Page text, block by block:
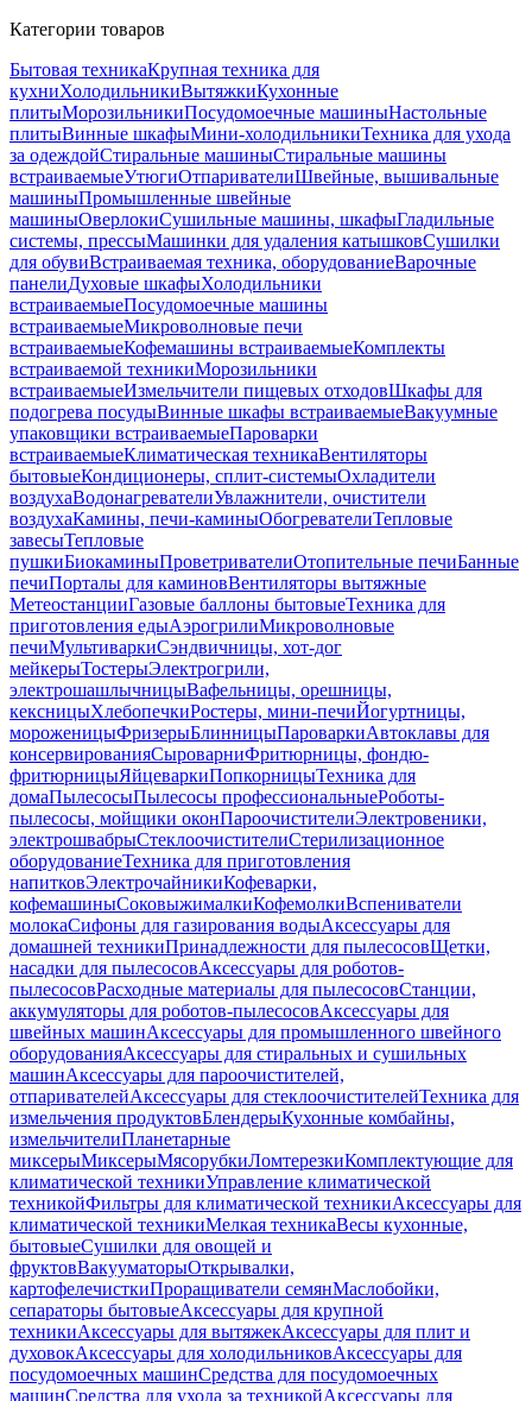
Категории товаров
Бытовая техникаКрупная техника для
кухниХолодильникиВытяжкиКухонные
плитыМорозильникиПосудомоечные машиныНастольные
плитыВинные шкафыМини-холодильникиТехника для ухода
за одеждойСтиральные машиныСтиральные машины
встраиваемыеУтюгиОтпаривателиШвейные, вышивальные
машиныПромышленные швейные
машиныОверлокиСушильные машины, шкафыГладильные
системы, прессыМашинки для удаления катышковСушилки
для обувиВстраиваемая техника, оборудованиеВарочные
панелиДуховые шкафыХолодильники
встраиваемыеПосудомоечные машины
встраиваемыеМикроволновые печи
встраиваемыеКофемашины встраиваемыеКомплекты
встраиваемой техникиМорозильники
встраиваемыеИзмельчители пищевых отходовШкафы для
подогрева посудыВинные шкафы встраиваемыеВакуумные
упаковщики встраиваемыеПароварки
встраиваемыеКлиматическая техникаВентиляторы
бытовыеКондиционеры, сплит-системыОхладители
воздухаВодонагревателиУвлажнители, очистители
воздухаКамины, печи-каминыОбогревателиТепловые
завесыТепловые
пушкиБиокаминыПроветривателиОтопительные печиБанные
печиПорталы для каминовВентиляторы вытяжные
МетеостанцииГазовые баллоны бытовыеТехника для
приготовления едыАэрогрилиМикроволновые
печиМультиваркиСэндвичницы, хот-дог
мейкерыТостерыЭлектрогрили,
электрошашлычницыВафельницы, орешницы,
кексницыХлебопечкиРостеры, мини-печиЙогуртницы,
мороженицыФризерыБлинницыПароваркиАвтоклавы для
консервированияСыроварниФритюрницы, фондю-
фритюрницыЯйцеваркиПопкорницыТехника для
домаПылесосыПылесосы профессиональныеРоботы-
пылесосы, мойщики оконПароочистителиЭлектровеники,
электрошвабрыСтеклоочистителиСтерилизационное
оборудованиеТехника для приготовления
напитковЭлектрочайникиКофеварки,
кофемашиныСоковыжималкиКофемолкиВспениватели
молокаСифоны для газирования водыАксессуары для
домашней техникиПринадлежности для пылесосовЩетки,
насадки для пылесосовАксессуары для роботов-
пылесосовРасходные материалы для пылесосовСтанции,
аккумуляторы для роботов-пылесосовАксессуары для
швейных машинАксессуары для промышленного швейного
оборудованияАксессуары для стиральных и сушильных
машинАксессуары для пароочистителей,
отпаривателейАксессуары для стеклоочистителейТехника для
измельчения продуктовБлендерыКухонные комбайны,
измельчителиПланетарные
миксерыМиксерыМясорубкиЛомтерезкиКомплектующие для
климатической техникиУправление климатической
техникойФильтры для климатической техникиАксессуары для
климатической техникиМелкая техникаВесы кухонные,
бытовыеСушилки для овощей и
фруктовВакууматорыОткрывалки,
картофелечисткиПроращиватели семянМаслобойки,
сепараторы бытовыеАксессуары для крупной
техникиАксессуары для вытяжекАксессуары для плит и
духовокАксессуары для холодильниковАксессуары для
посудомоечных машинСредства для посудомоечных
машинСредства для ухода за техникойАксессуары для